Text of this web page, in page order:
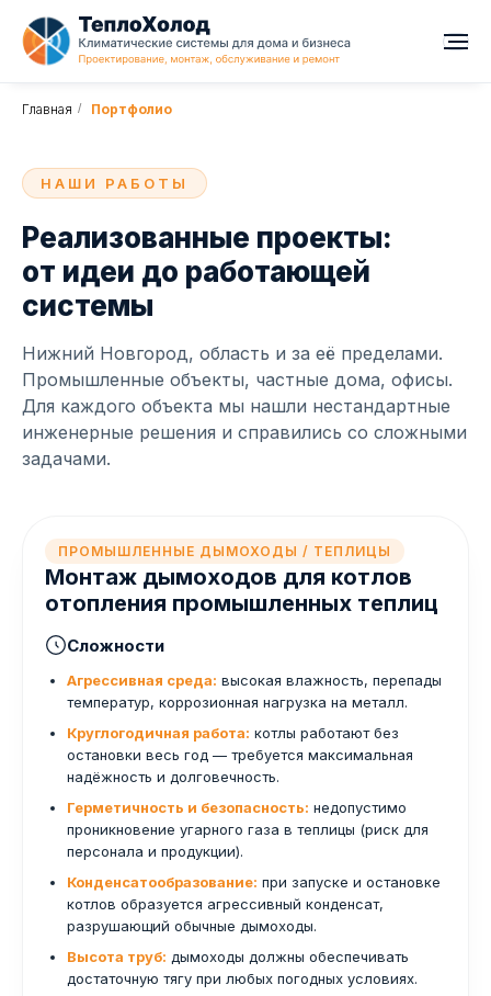
Главная / Портфолио
НАШИ РАБОТЫ
Реализованные проекты:
от идеи до работающей
системы
Нижний Новгород, область и за её пределами.
Промышленные объекты, частные дома, офисы.
Для каждого объекта мы нашли нестандартные
инженерные решения и справились со сложными
задачами.
ПРОМЫШЛЕННЫЕ ДЫМОХОДЫ / ТЕПЛИЦЫ
Монтаж дымоходов для котлов
отопления промышленных теплиц
Сложности
Агрессивная среда: высокая влажность, перепады
температур, коррозионная нагрузка на металл.
Круглогодичная работа: котлы работают без
остановки весь год — требуется максимальная
надёжность и долговечность.
Герметичность и безопасность: недопустимо
проникновение угарного газа в теплицы (риск для
персонала и продукции).
Конденсатообразование: при запуске и остановке
котлов образуется агрессивный конденсат,
разрушающий обычные дымоходы.
Высота труб: дымоходы должны обеспечивать
достаточную тягу при любых погодных условиях.